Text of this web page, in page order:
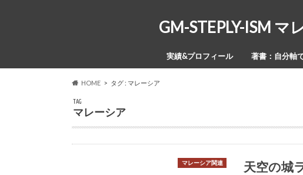
GM-STEPLY-ISM
実績&プロフィール 著書：自分軸
HOME タグ : マレーシア
TAG
マレーシア
マレーシア関連
天空の城